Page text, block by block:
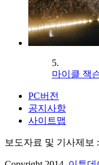
5.
마이클 잭
PC버전
공지사항
사이트맵
보도자료 및 기사제보 :